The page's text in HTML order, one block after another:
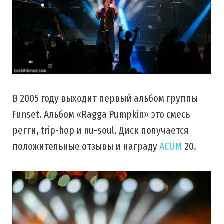
В 2005 году выходит первый альбом группы
Funset. Альбом «Ragga Pumpkin» это смесь
регги, trip-hop и nu-soul. Диск получается
положительные отзывы и наградуACUM 20.